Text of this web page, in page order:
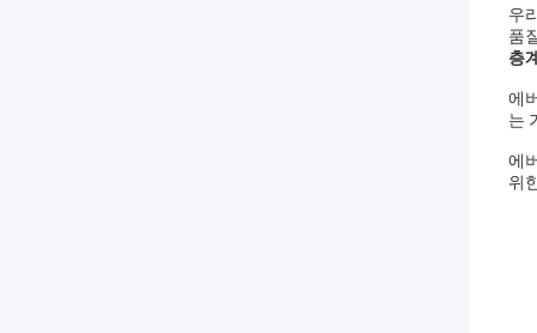
우
품
층
에
는
에
위